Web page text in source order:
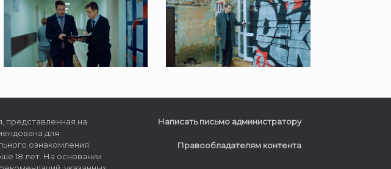
представленная на
для
ознакомления
18 лет. На основании
Написать письмо администратору
Правообладателям контента